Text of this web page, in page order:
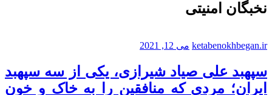
نخبگان امنیتی
ketabenokhbegan.ir می 12, 2021
سپهبد علی صیاد شیرازی، یکی از سه سپهبد
ایران؛ مردی که منافقین را به خاک و خون